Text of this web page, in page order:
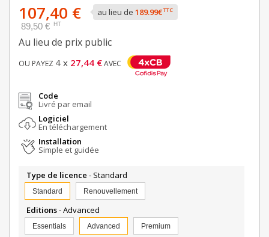
107,40 € au lieu de 189.99€TTC
89,50 € HT
Au lieu de prix public
OU PAYEZ 4 x 27,44 €AVEC
Code
Livré par email
Logiciel
En téléchargement
Installation
Simple et guidée
Type de licence - Standard
Standard Renouvellement
Editions- Advanced
Essentials Advanced Premium